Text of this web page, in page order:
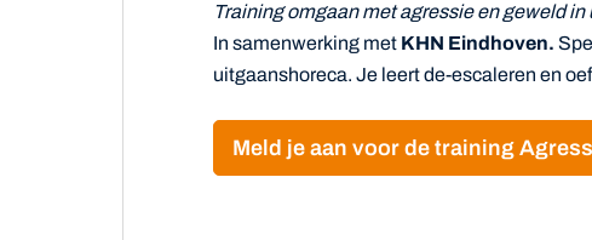
Training omgaan met agressie en geweld
In samenwerking met KHN Eindhoven.
uitgaanshoreca. Je leert de-escaleren en
Meld je aan voor de training